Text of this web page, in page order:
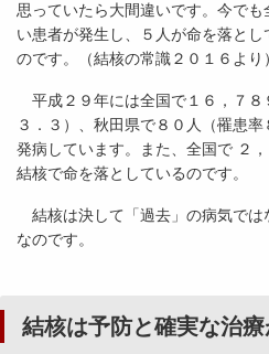
思っていたら大間違いです。今で
い患者が発生し、５人が命を落と
のです。（結核の常識２０１６より）
平成２９年には全国で１６，７８
３．３）、秋田県で８０人（罹患
発病しています。また、全国で ２
結核で命を落としているのです。
結核は決して「過去」の病気では
なのです。
結核は予防と確実な治